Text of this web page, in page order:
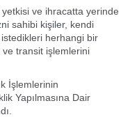
ve ihracatta yerinde
sahibi kişiler, kendi
herhangi bir
transit işlemlerini
İşlemlerinin
Yapılmasına Dair